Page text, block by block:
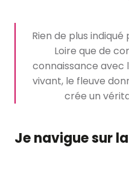
Rien de plus
Loire que de
connaissance avec
vivant, le fleuve
crée un
Je navigue sur